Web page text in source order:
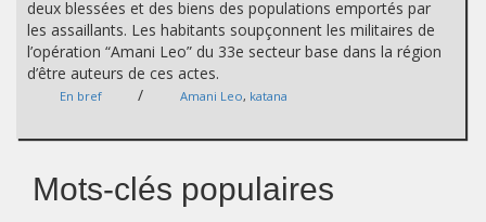
deux blessées et des biens des populations emportés par
les assaillants. Les habitants soupçonnent les militaires de
l’opération “Amani Leo” du 33e secteur base dans la région
d’être auteurs de ces actes.
En bref / Amani Leo, katana
Mots-clés populaires